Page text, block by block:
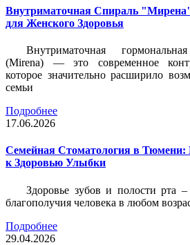
Внутриматочная Спираль
для Женского Здоровья
Внутриматочная
(Mirena) — это современное
которое значительно расширило
семьи
Подробнее
17.06.2026
Семейная Стоматология в Тюмени:
к Здоровью Улыбки
Здоровье зубов и полости рта
благополучия человека в любом
Подробнее
29.04.2026